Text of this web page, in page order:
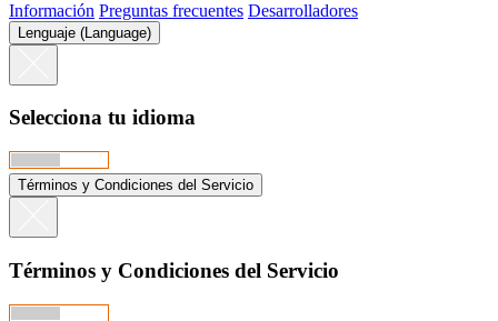
Información Preguntas frecuentes Desarrolladores
Lenguaje (Language)
Selecciona tu idioma
Términos y Condiciones del Servicio
Términos y Condiciones del Servicio